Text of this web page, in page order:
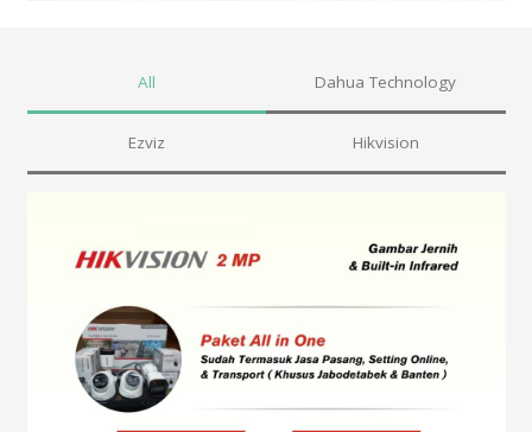
All Dahua Technology
Ezviz Hikvision